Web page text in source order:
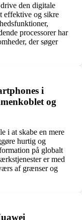
den digitale
effektive og sikre
processorer har
der søger
i
og
i at skabe en mere
hurtig og
på globalt
er med
af grænser og